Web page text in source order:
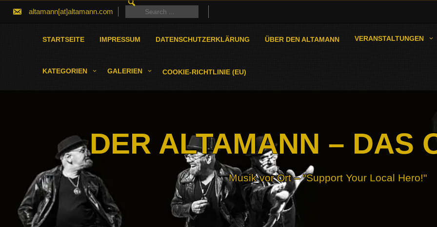
altamann[at]altamann.com
FOR:
Search
for:
STARTSEITE IMPRESSUM DATENSCHUTZERKLÄRUNG ÜBER DEN ALTAMANN VERANSTALTUNGEN
KATEGORIEN GALERIEN COOKIE-RICHTLINIE (EU)
DER ALTAMANN – DAS
Musik vor Ort – "Support Your Local Hero!"